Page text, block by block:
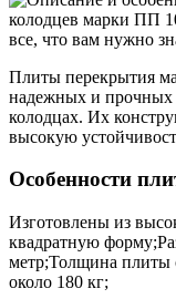
Плиты перекрытия
надежных и прочных
колодцах. Их
высокую
Особенности
Изготовлены из
квадратную
метр;Толщина плиты
около 180 кг;